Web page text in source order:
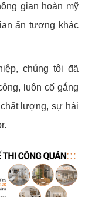
gian hoàn mỹ
ấn tượng khác
chúng tôi đã
luôn cố gắng
lượng, sự hài